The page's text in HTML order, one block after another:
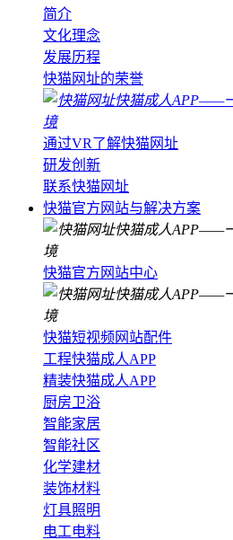
简介
文化理念
发展历程
快猫网址的荣誉
通过VR了解快猫网址
研发创新
联系快猫网址
快猫官方网站与解决方案
快猫官方网站中心
快猫短视频网站配件
工程快猫成人APP
精装快猫成人APP
厨房卫浴
智能家居
智能社区
化学建材
装饰材料
灯具照明
电工电料